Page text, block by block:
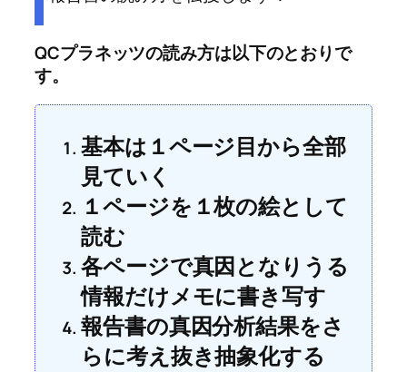
QCプラネッツの読み方は以下のとおりで
す。
基本は１ページ目から全部
見ていく
１ページを１枚の絵として
読む
各ページで真因となりうる
情報だけメモに書き写す
報告書の真因分析結果をさ
らに考え抜き抽象化する